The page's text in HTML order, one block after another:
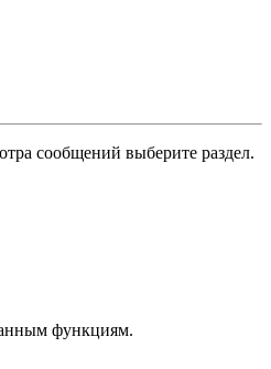
сообщений выберите раздел.
функциям.